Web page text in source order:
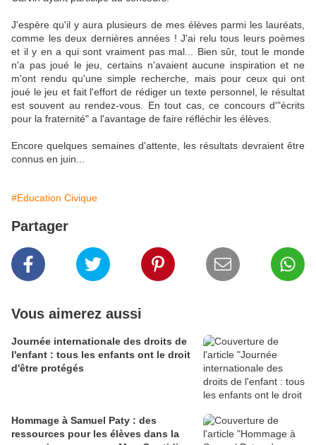
J'espère qu'il y aura plusieurs de mes élèves parmi les lauréats,
comme les deux dernières années ! J'ai relu tous leurs poèmes
et il y en a qui sont vraiment pas mal... Bien sûr, tout le monde
n'a pas joué le jeu, certains n'avaient aucune inspiration et ne
m'ont rendu qu'une simple recherche, mais pour ceux qui ont
joué le jeu et fait l'effort de rédiger un texte personnel, le résultat
est souvent au rendez-vous. En tout cas, ce concours d'"écrits
pour la fraternité" a l'avantage de faire réfléchir les élèves.
Encore quelques semaines d'attente, les résultats devraient être
connus en juin...
#Education Civique
Partager
Vous aimerez aussi
Journée internationale des droits de
l'enfant : tous les enfants ont le droit
d'être protégés
Hommage à Samuel Paty : des
ressources pour les élèves dans la